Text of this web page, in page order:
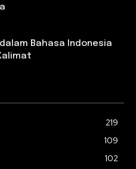
Bahasa Indonesia
219
109
102